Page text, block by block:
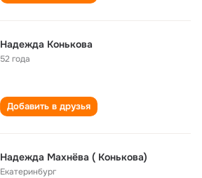
Надежда Конькова
52 года
Добавить в друзья
Надежда Махнёва ( Конькова)
Екатеринбург